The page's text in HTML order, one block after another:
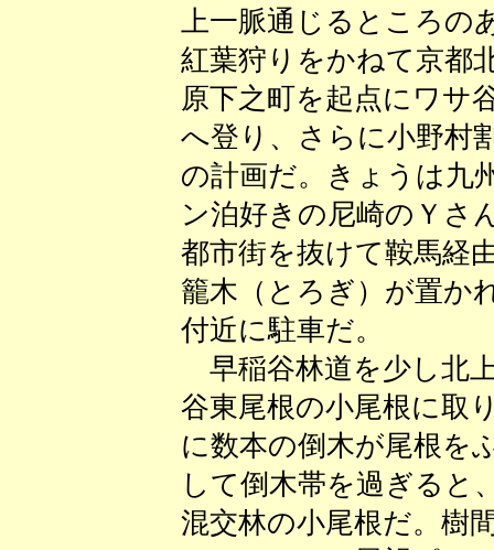
上一脈通じるところの
紅葉狩りをかねて京都
原下之町を起点にワサ
へ登り、さらに小野村
の計画だ。きょうは九
ン泊好きの尼崎のＹさ
都市街を抜けて鞍馬経
籠木（とろぎ）が置か
付近に駐車だ。
早稲谷林道を少し北
谷東尾根の小尾根に取
に数本の倒木が尾根を
して倒木帯を過ぎると
混交林の小尾根だ。樹